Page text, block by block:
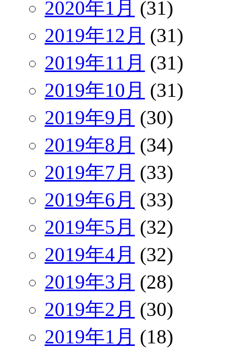
2020年1月 (31)
2019年12月 (31)
2019年11月 (31)
2019年10月 (31)
2019年9月 (30)
2019年8月 (34)
2019年7月 (33)
2019年6月 (33)
2019年5月 (32)
2019年4月 (32)
2019年3月 (28)
2019年2月 (30)
2019年1月 (18)